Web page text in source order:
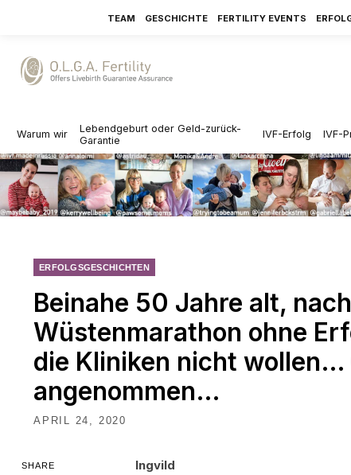
TEAM GESCHICHTE FERTILITY EVENTS
Warum wir
Lebendgeburt oder Geld-zurück-
Garantie
IVF-Erfolg IVF-
ERFOLGSGESCHICHTEN
Beinahe 50 Jahre alt,
Wüstenmarathon ohne
die Kliniken nicht wollen…
angenommen…
APRIL 24, 2020
SHARE
Ingvild